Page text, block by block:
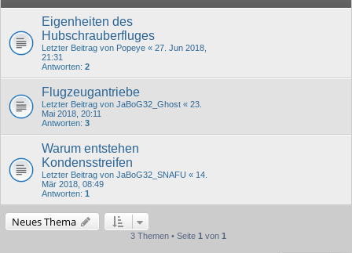
Eigenheiten des
Hubschrauberfluges
Letzter Beitrag von Popeye « 27. Jun 2018,
21:31
Antworten: 2
Flugzeugantriebe
Letzter Beitrag von JaBoG32_Ghost « 23.
Mai 2018, 20:11
Antworten: 3
Warum entstehen
Kondensstreifen
Letzter Beitrag von JaBoG32_SNAFU « 14.
Mär 2018, 08:49
Antworten: 1
Neues Thema
3 Themen • Seite 1 von 1